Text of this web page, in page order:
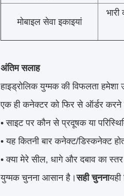
मोबाइल सेवा इकाइयां
अंतिम सलाह
हाइड्रोलिक युग्मक की विफलता हमेशा
एक ही कनेक्टर को फिर से ऑर्डर
• साइट पर कौन से प्रदूषक या
• यह कितनी बार कनेक्ट/डिस्कनेक्ट
• क्या मेरे सील, धागे और दबाव का
युग्मक चुनना आसान है।सही चुनना